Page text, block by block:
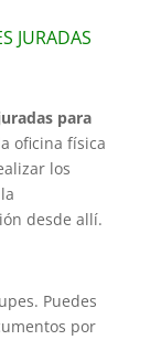
JURADAS
para
oficina física
los
desde allí.
Puedes
por